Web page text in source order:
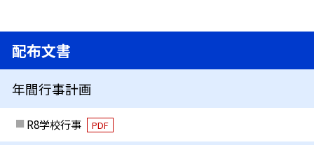
配布文書
年間行事計画
R8学校行事 PDF